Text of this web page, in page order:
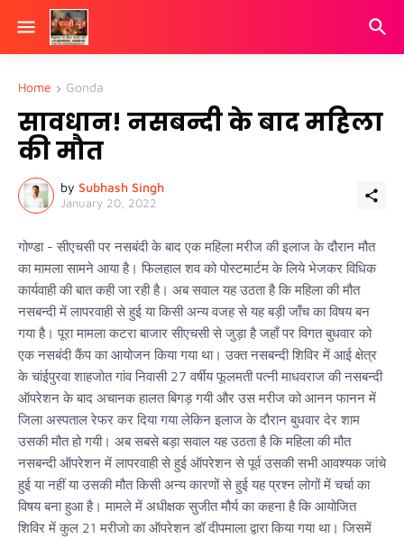
Home Gonda
सावधान! नसबन्दी के बाद महिला
की मौत
by Subhash Singh
January 20, 2022
गोण्डा - सीएचसी पर नसबंदी के बाद एक महिला मरीज की इलाज के दौरान मौत
का मामला सामने आया है। फिलहाल शव को पोस्टमार्टम के लिये भेजकर विधिक
कार्यवाही की बात कही जा रही है। अब सवाल यह उठता है कि महिला की मौत
नसबन्दी में लापरवाही से हुई या किसी अन्य वजह से यह बड़ी जाँच का विषय बन
गया है। पूरा मामला कटरा बाजार सीएचसी से जुड़ा है जहाँ पर विगत बुधवार को
एक नसबंदी कैंप का आयोजन किया गया था। उक्त नसबन्दी शिविर में आई क्षेत्र
के चांईपुरवा शाहजोत गांव निवासी 27 वर्षीय फूलमती पत्नी माधवराज की नसबन्दी
ऑपरेशन के बाद अचानक हालत बिगड़ गयी और उस मरीज को आनन फानन में
जिला अस्पताल रेफर कर दिया गया लेकिन इलाज के दौरान बुधवार देर शाम
उसकी मौत हो गयी। अब सबसे बड़ा सवाल यह उठता है कि महिला की मौत
नसबन्दी ऑपरेशन में लापरवाही से हुई ऑपरेशन से पूर्व उसकी सभी आवश्यक जांचे
हुई या नहीं या उसकी मौत किसी अन्य कारणों से हुई यह प्रश्न लोगों में चर्चा का
विषय बना हुआ है। मामले में अधीक्षक सुजीत मौर्य का कहना है कि आयोजित
शिविर में कुल 21 मरीजो का ऑपरेशन डॉ दीपमाला द्वारा किया गया था। जिसमें